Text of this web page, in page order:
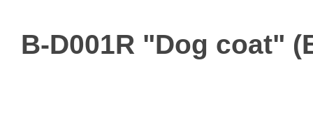
B-D001R "Dog coat"